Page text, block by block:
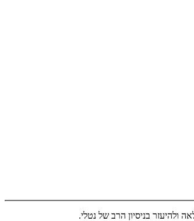
ולהיעזר בניסיון הרב של נטלי.